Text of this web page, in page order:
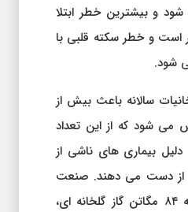
و بیشترین خطر ابتلا
است و خطر سکته قلبی با
سالانه باعث بیش از
می شود که از این تعداد
کودک به دلیل بیماری های ناشی از
از دست می دهند. صنعت
دخانیات با تولید سالانه ۸۴ مگاتن گاز گلخانه ای،